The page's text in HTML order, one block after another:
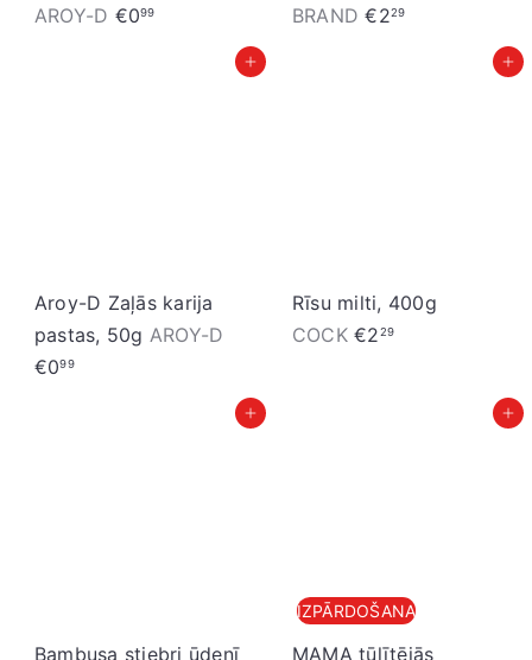
AROY-D €099
BRAND€229
Pievienot grozam
Aroy-D Zaļās karija
pastas, 50g AROY-D
€099
Pievienot grozam
Rīsu milti, 400g
COCK€229
Pievienot grozam
Bambusa stiebri ūdenī
Pievienot grozam
IZPĀRDOŠANA
MAMA tūlītējās